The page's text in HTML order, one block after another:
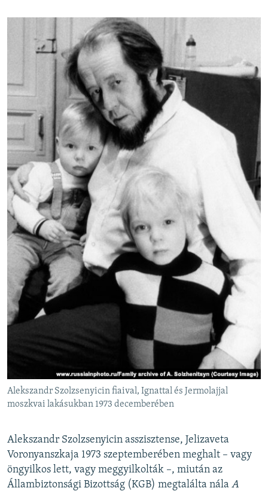
Alekszandr Szolzsenyicin fiaival, Ignattal és Jermolajjal
moszkvai lakásukban 1973 decemberében
Alekszandr Szolzsenyicin asszisztense, Jelizaveta
Voronyanszkaja 1973 szeptemberében meghalt – vagy
öngyilkos lett, vagy meggyilkolták –, miután az
Állambiztonsági Bizottság (KGB) megtalálta nála A